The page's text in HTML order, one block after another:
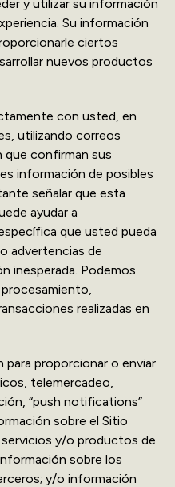
y utilizar su información
Su información
ciertos
nuevos productos
con usted, en
utilizando correos
confirman sus
información de posibles
señalar que esta
ayudar a
que usted pueda
advertencias de
inesperada. Podemos
realizadas en
para proporcionar o enviar
telemercadeo,
“push notifications”
sobre el Sitio
y/o productos de
sobre los
y/o información